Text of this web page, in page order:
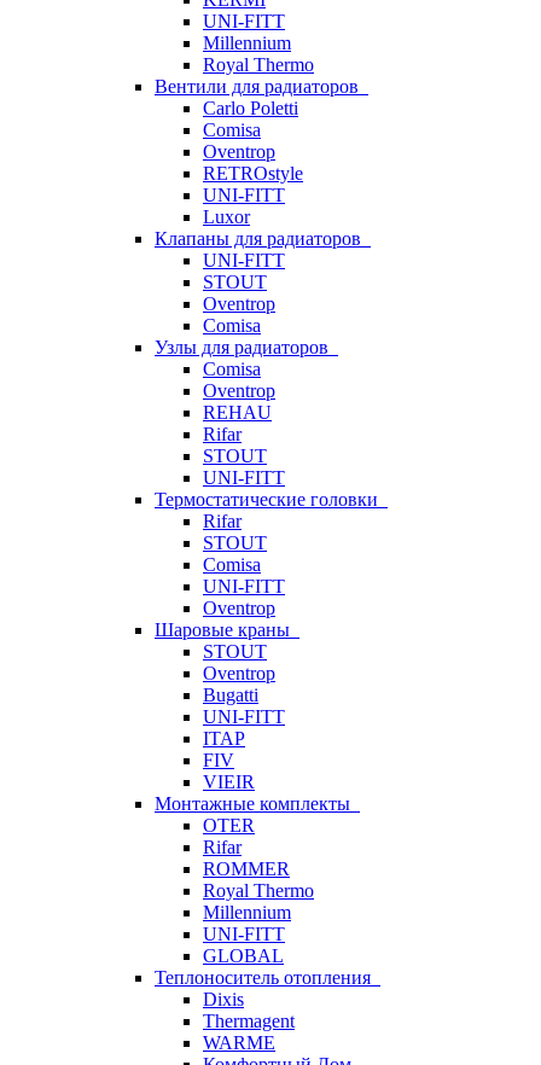
UNI-FITT
Millennium
Royal Thermo
Вентили для радиаторов
Carlo Poletti
Comisa
Oventrop
RETROstyle
UNI-FITT
Luxor
Клапаны для радиаторов
UNI-FITT
STOUT
Oventrop
Comisa
Узлы для радиаторов
Comisa
Oventrop
REHAU
Rifar
STOUT
UNI-FITT
Термостатические головки
Rifar
STOUT
Comisa
UNI-FITT
Oventrop
Шаровые краны
STOUT
Oventrop
Bugatti
UNI-FITT
ITAP
FIV
VIEIR
Монтажные комплекты
OTER
Rifar
ROMMER
Royal Thermo
Millennium
UNI-FITT
GLOBAL
Теплоноситель отопления
Dixis
Thermagent
WARME